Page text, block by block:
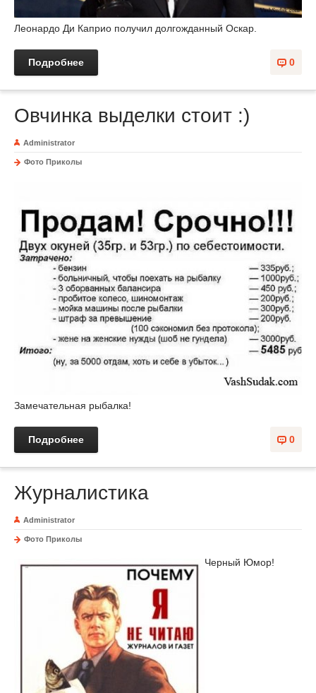
Леонардо Ди Каприо получил долгожданный Оскар.
0
Подробнее
Овчинка выделки стоит :)
Administrator
Фото Приколы
Замечательная рыбалка!
0
Подробнее
Журналистика
Administrator
Фото Приколы
Черный Юмор!